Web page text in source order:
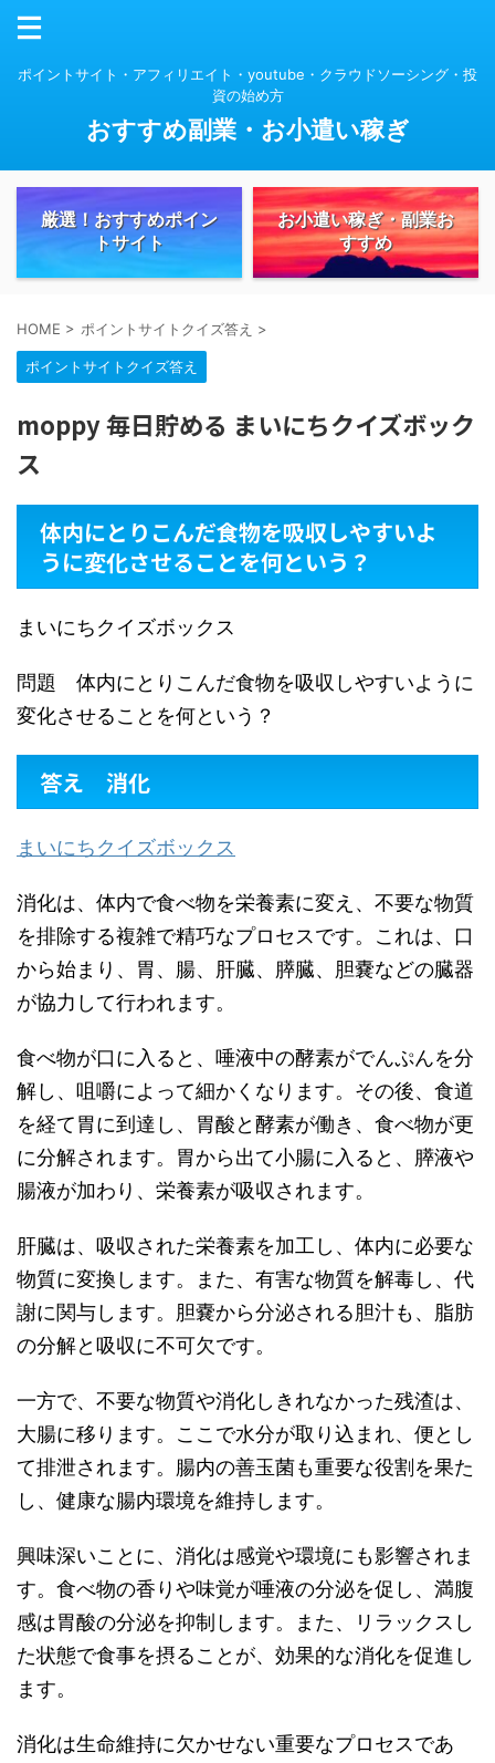
ポイントサイト・アフィリエイト・youtube・クラウドソーシング・投
資の始め方
おすすめ副業・お小遣い稼ぎ
厳選！おすすめポイン
トサイト
お小遣い稼ぎ・副業お
すすめ
HOME > ポイントサイトクイズ答え >
ポイントサイトクイズ答え
moppy 毎日貯める まいにちクイズボック
ス
体内にとりこんだ食物を吸収しやすいよ
うに変化させることを何という？
まいにちクイズボックス
問題 体内にとりこんだ食物を吸収しやすいように
変化させることを何という？
答え 消化
まいにちクイズボックス
消化は、体内で食べ物を栄養素に変え、不要な物質
を排除する複雑で精巧なプロセスです。これは、口
から始まり、胃、腸、肝臓、膵臓、胆嚢などの臓器
が協力して行われます。
食べ物が口に入ると、唾液中の酵素がでんぷんを分
解し、咀嚼によって細かくなります。その後、食道
を経て胃に到達し、胃酸と酵素が働き、食べ物が更
に分解されます。胃から出て小腸に入ると、膵液や
腸液が加わり、栄養素が吸収されます。
肝臓は、吸収された栄養素を加工し、体内に必要な
物質に変換します。また、有害な物質を解毒し、代
謝に関与します。胆嚢から分泌される胆汁も、脂肪
の分解と吸収に不可欠です。
一方で、不要な物質や消化しきれなかった残渣は、
大腸に移ります。ここで水分が取り込まれ、便とし
て排泄されます。腸内の善玉菌も重要な役割を果た
し、健康な腸内環境を維持します。
興味深いことに、消化は感覚や環境にも影響されま
す。食べ物の香りや味覚が唾液の分泌を促し、満腹
感は胃酸の分泌を抑制します。また、リラックスし
た状態で食事を摂ることが、効果的な消化を促進し
ます。
消化は生命維持に欠かせない重要なプロセスであ